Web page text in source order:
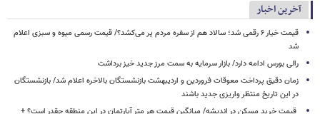
آخرین اخبار
قیمت خیار ۶ رقمی شد؛ سالاد هم از سفره مردم پر می‌کشد؟/ قیمت رسمی میوه و سبزی اعلام
شد
رالی بورس ادامه دارد/ بازار سرمایه به سمت مرز جدید خیز برداشت
زمان دقیق پرداخت معوقات فروردین و اردیبهشت بازنشستگان بالاخره اعلام شد/ بازنشستگان
در این تاریخ منتظر واریزی جدید باشند
قیمت خرید مسکن در اندیشه/ میانگین قیمت هر متر آپارتمان در این منطقه چقدر است؟ +